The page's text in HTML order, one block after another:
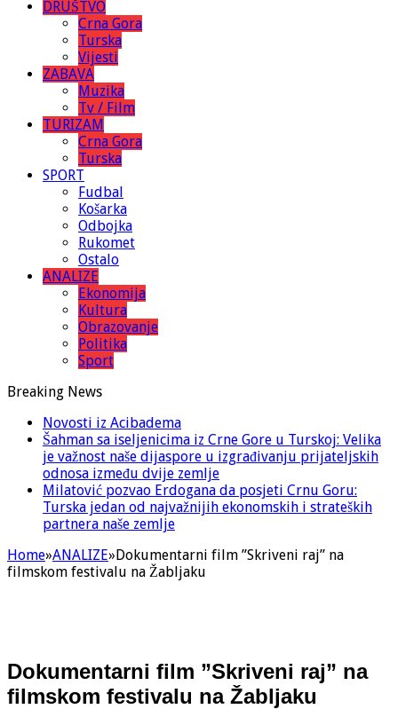
DRUŠTVO
Crna Gora
Turska
Vijesti
ZABAVA
Muzika
Tv / Film
TURIZAM
Crna Gora
Turska
SPORT
Fudbal
Košarka
Odbojka
Rukomet
Ostalo
ANALIZE
Ekonomija
Kultura
Obrazovanje
Politika
Sport
Breaking News
Novosti iz Acibadema
Šahman sa iseljenicima iz Crne Gore u Turskoj: Velika
je važnost naše dijaspore u izgrađivanju prijateljskih
odnosa između dvije zemlje
Milatović pozvao Erdogana da posjeti Crnu Goru:
Turska jedan od najvažnijih ekonomskih i strateških
partnera naše zemlje
Home»ANALIZE»Dokumentarni film ”Skriveni raj” na
filmskom festivalu na Žabljaku
Dokumentarni film ”Skriveni raj” na
filmskom festivalu na Žabljaku